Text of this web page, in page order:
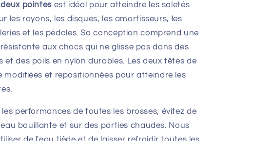
deux pointes est idéal pour atteindre les saletés
les rayons, les disques, les amortisseurs, les
et les pédales. Sa conception comprend une
aux chocs qui ne glisse pas dans des
et des poils en nylon durables. Les deux têtes de
modifiées et repositionnées pour atteindre les
les performances de toutes les brosses, évitez de
bouillante et sur des parties chaudes. Nous